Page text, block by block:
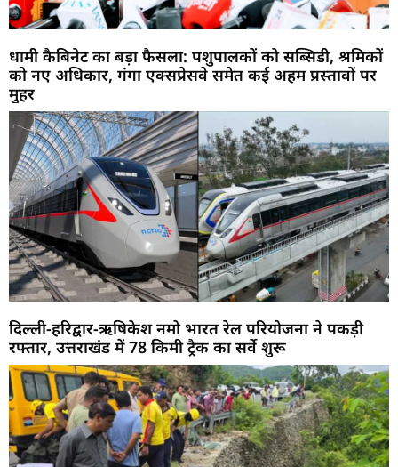
धामी कैबिनेट का बड़ा फैसला: पशुपालकों को सब्सिडी, श्रमिकों
को नए अधिकार, गंगा एक्सप्रेसवे समेत कई अहम प्रस्तावों पर
मुहर
दिल्ली-हरिद्वार-ऋषिकेश नमो भारत रेल परियोजना ने पकड़ी
रफ्तार, उत्तराखंड में 78 किमी ट्रैक का सर्वे शुरू